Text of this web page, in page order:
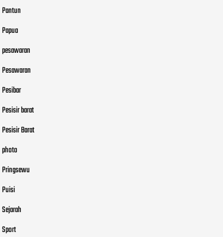
Pantun
Papua
pesawaran
Pesawaran
Pesibar
Pesisir barat
Pesisir Barat
photo
Pringsewu
Puisi
Sejarah
Sport